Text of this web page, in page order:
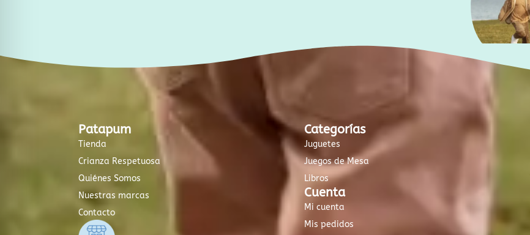
Patapum
Tienda
Crianza Respetuosa
Quiénes Somos
Nuestras marcas
Contacto
Categorías
Juguetes
Juegos de Mesa
Libros
Cuenta
Mi cuenta
Mis pedidos